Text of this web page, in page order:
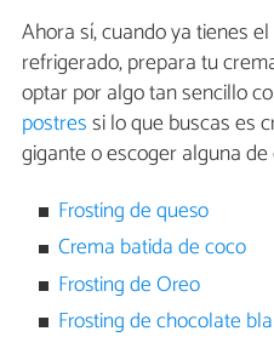
Ahora sí, cuando ya tienes
refrigerado, prepara tu
optar por algo tan sencillo
postressi lo que buscas es
gigante o escoger alguna
Frosting de queso
Crema batida de coco
Frosting de Oreo
Frosting de chocolate